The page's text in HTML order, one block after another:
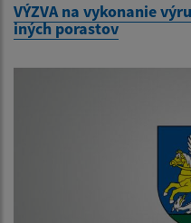
VÝZVA na vykonanie
iných porastov